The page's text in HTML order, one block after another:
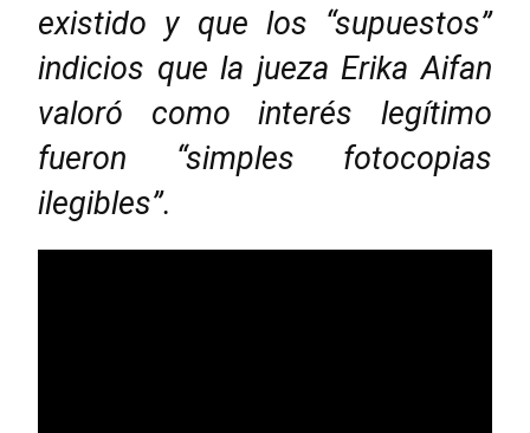
existido y que los “supuestos”
indicios que la jueza Erika Aifan
valoró como interés legítimo
fueron “simples fotocopias
ilegibles”.